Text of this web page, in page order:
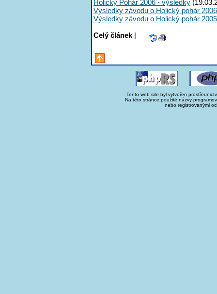
Holický Pohár 2006 - výsledky
Výsledky závodu o Holický pohár 2006
Výsledky závodu o Holický pohár 2005
Celý článek |
Tento web site byl vytvořen
Na této stránce použité názvy
nebo registrovanými